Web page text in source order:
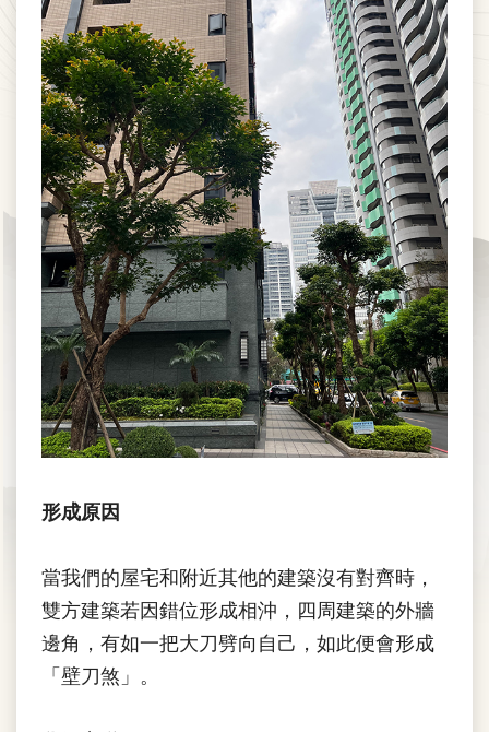
形成原因
當我們的屋宅和附近其他的建築沒有對齊時，
雙方建築若因錯位形成相沖，四周建築的外牆
邊角，有如一把大刀劈向自己，如此便會形成
「壁刀煞」。